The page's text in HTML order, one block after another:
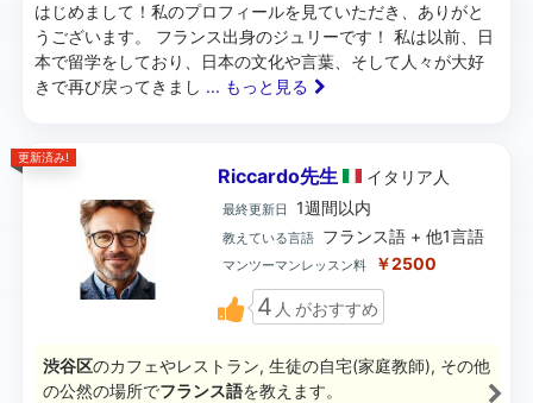
はじめまして！私のプロフィールを見ていただき、ありがと
うございます。 フランス出身のジュリーです！ 私は以前、日
本で留学をしており、日本の文化や言葉、そして人々が大好
きで再び戻ってきまし ... もっと見る
更新済み!
Riccardo先生 イタリア 人
最終更新日 1週間以内
教えている言語 フランス語 + 他1言語
マンツーマンレッスン料 ￥2500
4 人 がおすすめ
渋谷区のカフェやレストラン, 生徒の自宅(家庭教師), その他
の公然の場所でフランス語を教えます。